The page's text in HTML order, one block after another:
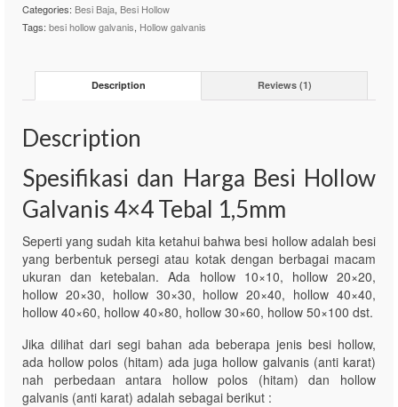
1,5mm
quantity
Categories: Besi Baja, Besi Hollow
Tags: besi hollow galvanis, Hollow galvanis
Description Reviews (1)
Description
Spesifikasi dan Harga Besi Hollow
Galvanis 4×4 Tebal 1,5mm
Seperti yang sudah kita ketahui bahwa besi hollow adalah besi
yang berbentuk persegi atau kotak dengan berbagai macam
ukuran dan ketebalan. Ada hollow 10×10, hollow 20×20,
hollow 20×30, hollow 30×30, hollow 20×40, hollow 40×40,
hollow 40×60, hollow 40×80, hollow 30×60, hollow 50×100 dst.
Jika dilihat dari segi bahan ada beberapa jenis besi hollow,
ada hollow polos (hitam) ada juga hollow galvanis (anti karat)
nah perbedaan antara hollow polos (hitam) dan hollow
galvanis (anti karat) adalah sebagai berikut :